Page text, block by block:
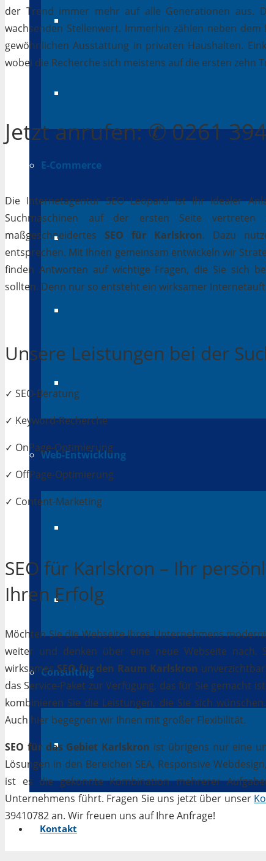
E-Commerce
Online Shops
Web-Entwicklung
App-Entwicklung
Consulting
IT Beratung
Kontakt
der Trend immer mehr auf alle Generationen aus.
wachsenden Stellenwert. Immerhin zählen neben
gewöhnlichen Ausstattung in privaten Haushalten.
wobei die Recherche sich meistens auf die ersten zehn
Jetztanrufen: ✆ 0261
Die Internetagentur SEO Leopard ist Ihr idealer
Suchmaschinen auf der ersten Seite
maßgeschneidertes SEO für Karlskron. Dazu
entsprechen. Mit Ihnen gemeinsam entwickeln wir
finden Antworten auf wichtige Fragen, die Sie sich
sollten. Denn nur so entsteht ein wirksamer
Unsere Leistungen bei der
✓ SEO-Beratung
✓ Keyword-Recherche
✓ OnPage-Optimierung
✓ OffPage-Optimierung
✓ Content-Marketing
SEO für Karlskron – Ihr
Ihren Erfolg
Möchten Sie die Webseite Ihres Unternehmens
weiter und denken über eine neue Webseite nach.
wirksamesSEO für den Raum Karlskron
das Service-Paket zur Verfügung, das für Sie gemacht
kombinieren Sie die Leistungen, die Sie sich
Auch hier begegnen wir Ihnen mit großer Flexibilität.
SEO für das Gebiet Karlskron ist übrigens nur eine
Lösungen in den Bereichen SEA, Responsive
ist es die gekonnte Kombination mehrerer
Unternehmens führt. Fragen Sie uns jetzt über unser
39410782 an. Wir freuen uns auf Ihre Anfrage!